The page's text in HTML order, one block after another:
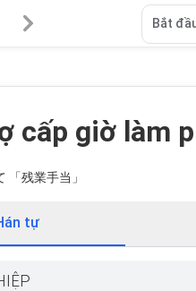
Bắt
cấp giờ làm
「残業手当」
tự